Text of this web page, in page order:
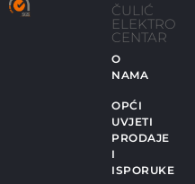
ČULIĆ
ELEKTRO
CENTAR
O
NAMA
OPĆI
UVJETI
PRODAJE
I
ISPORUKE